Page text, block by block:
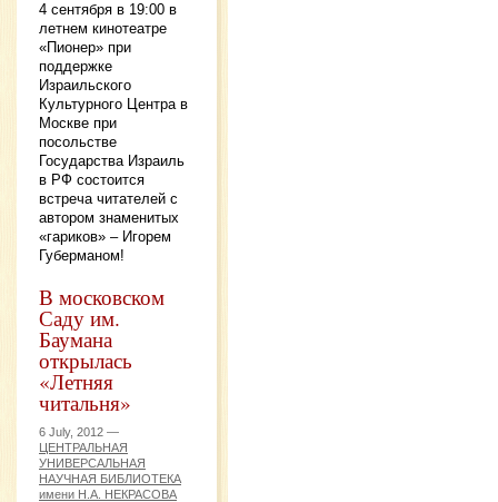
4 сентября в 19:00 в
летнем кинотеатре
«Пионер» при
поддержке
Израильского
Культурного Центра в
Москве при
посольстве
Государства Израиль
в РФ состоится
встреча читателей с
автором знаменитых
«гариков» – Игорем
Губерманом!
В московском
Саду им.
Баумана
открылась
«Летняя
читальня»
6 July, 2012 —
ЦЕНТРАЛЬНАЯ
УНИВЕРСАЛЬНАЯ
НАУЧНАЯ БИБЛИОТЕКА
имени Н.А. НЕКРАСОВА